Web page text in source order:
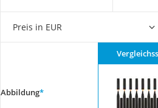
Preis in EUR
Abbildung*